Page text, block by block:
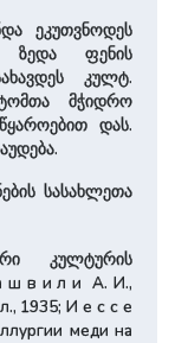
ეკუთვნოდეს
ზედა ფენის
კულტ.
მჭიდრო
დას.
სასახლეთა
კულტურის
ш в и л и А. И.,
1935; И е с с е
меди на